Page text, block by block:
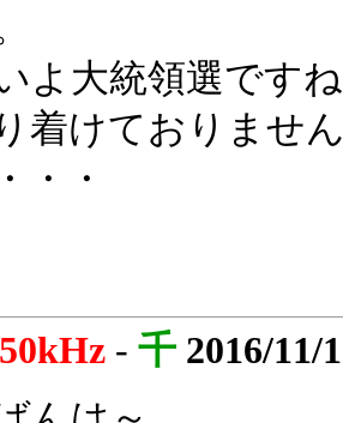
よ大統領選です
着けておりませ
・・
- 千 2016/11/